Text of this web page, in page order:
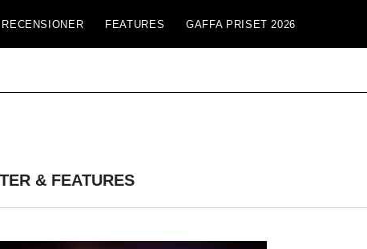
RECENSIONER FEATURES GAFFA PRISET 2026
& FEATURES